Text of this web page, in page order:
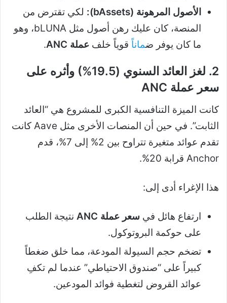
الأصول المرهونة (bAssets):
لكي تقترض من
المنصة، كان عليك رهن أصول مثل bLUNA، وهو
ما كان يوفر ضمانا ً قوياً خلف عملة ANC .
2. لغز العائد السنوي (19.5%) وأثره على
سعر عملة ANC
كانت الميزة التنافسية الكبرى للمشروع هي “العائد
الثابت”. في حين أن المنصات الأخرى مثل Aave كانت
تقدم عوائد متغيرة تتراوح بين 2% إلى 7%، قدم
Anchor قرابة 20%.
هذا الإغراء أدى إلى:
ارتفاع هائل في سعر عملة ANC
نتيجة الطلب
على حوكمة البروتوكول.
تضخم حجم السيولة المودعة، مما خلق ضغطاً
كبيراً على “صندوق الاحتياطي” عندما لم تكفِ
عوائد القروض لتغطية فوائد المودعين.